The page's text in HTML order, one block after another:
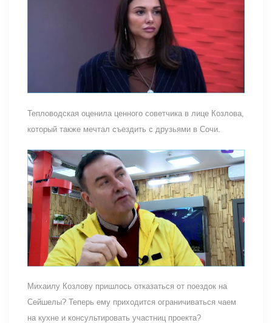
Тепловодская оценила ценного советчика в лице Козлова,
который также мечтал съездить с друзьями в Сочи.
Михаилу Козлову пришлось отказаться от поездок на
Сейшелы? Теперь ему приходится ограничиваться чаем
на кухне и консультировать участниц проекта?